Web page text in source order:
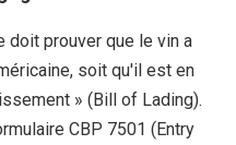
doit prouver que le vin a
soit qu'il est en
» (Bill of Lading).
CBP 7501 (Entry